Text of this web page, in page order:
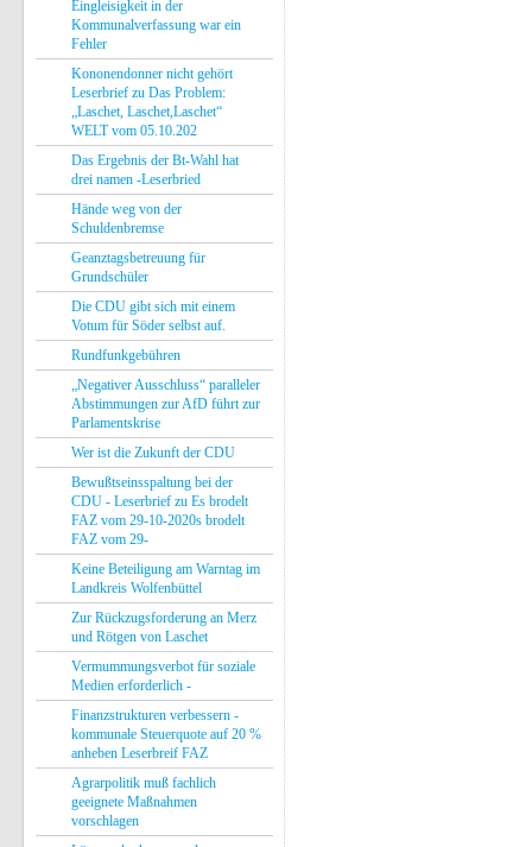
Eingleisigkeit in der
Kommunalverfassung war ein
Fehler
Kononendonner nicht gehört
Leserbrief zu Das Problem:
„Laschet, Laschet,Laschet“
WELT vom 05.10.202
Das Ergebnis der Bt-Wahl hat
drei namen -Leserbried
Hände weg von der
Schuldenbremse
Geanztagsbetreuung für
Grundschüler
Die CDU gibt sich mit einem
Votum für Söder selbst auf.
Rundfunkgebühren
„Negativer Ausschluss“ paralleler
Abstimmungen zur AfD führt zur
Parlamentskrise
Wer ist die Zukunft der CDU
Bewußtseinsspaltung bei der
CDU - Leserbrief zu Es brodelt
FAZ vom 29-10-2020s brodelt
FAZ vom 29-
Keine Beteiligung am Warntag im
Landkreis Wolfenbüttel
Zur Rückzugsforderung an Merz
und Rötgen von Laschet
Vermummungsverbot für soziale
Medien erforderlich -
Finanzstrukturen verbessern -
kommunale Steuerquote auf 20 %
anheben Leserbreif FAZ
Agrarpolitik muß fachlich
geeignete Maßnahmen
vorschlagen